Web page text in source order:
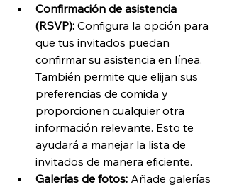
Confirmación de asistencia
(RSVP): Configura la opción para
que tus invitados puedan
confirmar su asistencia en línea.
También permite que elijan sus
preferencias de comida y
proporcionen cualquier otra
información relevante. Esto te
ayudará a manejar la lista de
invitados de manera eficiente.
Galerías de fotos: Añade galerías